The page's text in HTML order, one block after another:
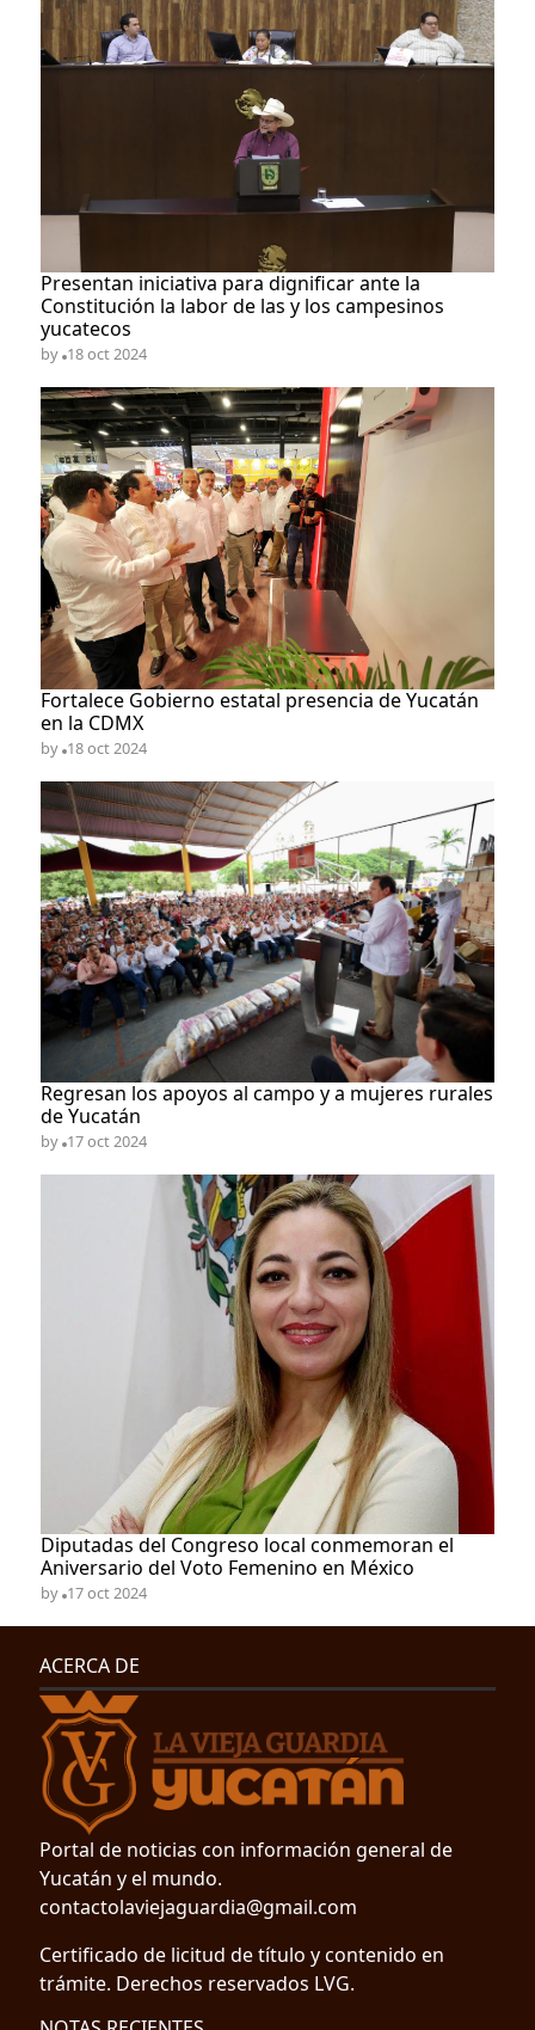
​Presentan iniciativa para dignificar ante la
Constitución la labor de las y los campesinos
yucatecos
by 18 oct 2024
​Fortalece Gobierno estatal presencia de Yucatán
en la CDMX
by 18 oct 2024
​Regresan los apoyos al campo y a mujeres rurales
de Yucatán
by 17 oct 2024
​Diputadas del Congreso local conmemoran el
Aniversario del Voto Femenino en México
by 17 oct 2024
ACERCA DE
Portal de noticias con información general de
Yucatán y el mundo.
contactolaviejaguardia@gmail.com
Certificado de licitud de título y contenido en
trámite. Derechos reservados LVG.